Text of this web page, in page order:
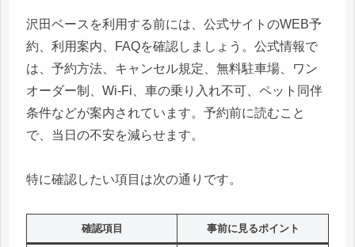
沢田ベースを利用する前には、公式サイトのWEB予
約、利用案内、FAQを確認しましょう。公式情報で
は、予約方法、キャンセル規定、無料駐車場、ワン
オーダー制、Wi-Fi、車の乗り入れ不可、ペット同伴
条件などが案内されています。予約前に読むこと
で、当日の不安を減らせます。
特に確認したい項目は次の通りです。
確認項目 事前に見るポイント